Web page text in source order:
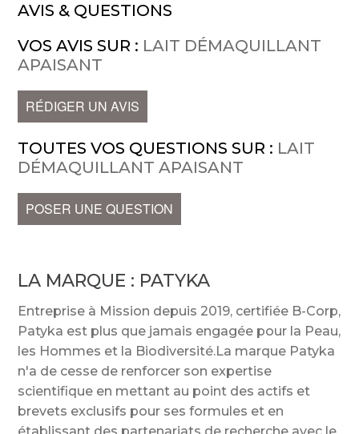
AVIS & QUESTIONS
VOS AVIS SUR : LAIT DÉMAQUILLANT
APAISANT
RÉDIGER UN AVIS
TOUTES VOS QUESTIONS SUR : LAIT
DÉMAQUILLANT APAISANT
POSER UNE QUESTION
LA MARQUE : PATYKA
Entreprise à Mission depuis 2019, certifiée B-Corp,
Patyka est plus que jamais engagée pour la Peau,
les Hommes et la Biodiversité.La marque Patyka
n'a de cesse de renforcer son expertise
scientifique en mettant au point des actifs et
brevets exclusifs pour ses formules et en